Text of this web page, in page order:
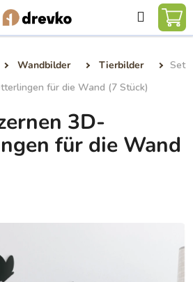
Suchen
Wandbilder Tierbilder
Set
für die Wand (7 Stück)
3D-
für die Wand